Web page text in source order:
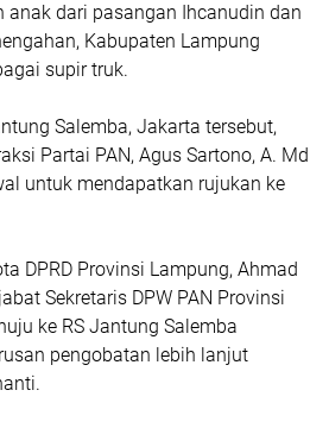
anak dari pasangan Ihcanudin dan
Kabupaten Lampung
supir truk.
Salemba, Jakarta tersebut,
Partai PAN, Agus Sartono, A. Md
untuk mendapatkan rujukan ke
DPRD Provinsi Lampung, Ahmad
Sekretaris DPW PAN Provinsi
ke RS Jantung Salemba
pengobatan lebih lanjut